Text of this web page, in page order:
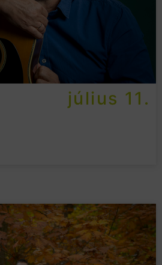
július 11.